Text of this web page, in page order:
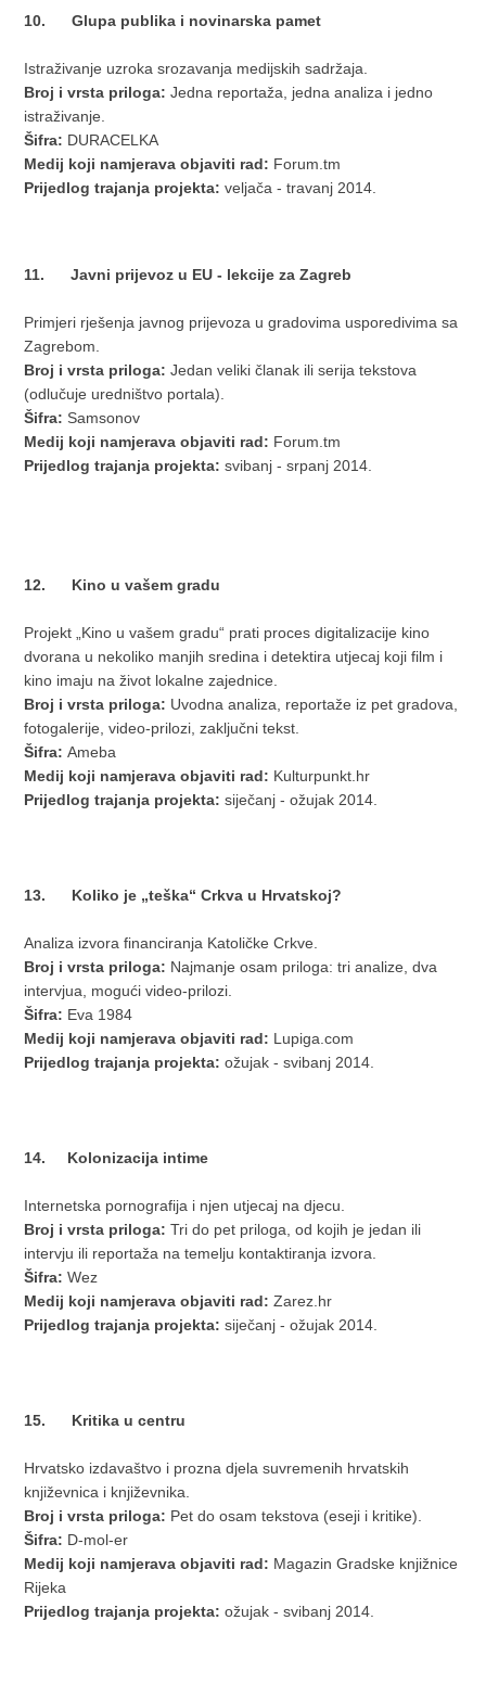
10. Glupa publika i novinarska pamet
Istraživanje uzroka srozavanja medijskih sadržaja.
Broj i vrsta priloga: Jedna reportaža, jedna analiza i jedno
istraživanje.
Šifra: DURACELKA
Medij koji namjerava objaviti rad: Forum.tm
Prijedlog trajanja projekta: veljača - travanj 2014.
11. Javni prijevoz u EU - lekcije za Zagreb
Primjeri rješenja javnog prijevoza u gradovima usporedivima sa
Zagrebom.
Broj i vrsta priloga: Jedan veliki članak ili serija tekstova
(odlučuje uredništvo portala).
Šifra: Samsonov
Medij koji namjerava objaviti rad: Forum.tm
Prijedlog trajanja projekta: svibanj - srpanj 2014.
12. Kino u vašem gradu
Projekt „Kino u vašem gradu“ prati proces digitalizacije kino
dvorana u nekoliko manjih sredina i detektira utjecaj koji film i
kino imaju na život lokalne zajednice.
Broj i vrsta priloga: Uvodna analiza, reportaže iz pet gradova,
fotogalerije, video-prilozi, zaključni tekst.
Šifra:Ameba
Medij koji namjerava objaviti rad: Kulturpunkt.hr
Prijedlog trajanja projekta:siječanj - ožujak 2014.
13. Koliko je „teška“ Crkva u Hrvatskoj?
Analiza izvora financiranja Katoličke Crkve.
Broj i vrsta priloga: Najmanje osam priloga: tri analize, dva
intervjua, mogući video-prilozi.
Šifra: Eva 1984
Medij koji namjerava objaviti rad: Lupiga.com
Prijedlog trajanja projekta: ožujak - svibanj 2014.
14. Kolonizacija intime
Internetska pornografija i njen utjecaj na djecu.
Broj i vrsta priloga: Tri do pet priloga, od kojih je jedan ili
intervju ili reportaža na temelju kontaktiranja izvora.
Šifra: Wez
Medij koji namjerava objaviti rad: Zarez.hr
Prijedlog trajanja projekta: siječanj - ožujak 2014.
15. Kritika u centru
Hrvatsko izdavaštvo i prozna djela suvremenih hrvatskih
književnica i književnika.
Broj i vrsta priloga: Pet do osam tekstova (eseji i kritike).
Šifra: D-mol-er
Medij koji namjerava objaviti rad: Magazin Gradske knjižnice
Rijeka
Prijedlog trajanja projekta: ožujak - svibanj 2014.